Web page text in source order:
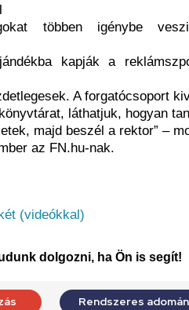
többen igénybe
kapják a
A forgatócsoport
láthatjuk, hogyan
majd beszél a rektor” –
az FN.hu-nak.
(videókkal)
dolgozni, ha Ön is segít!